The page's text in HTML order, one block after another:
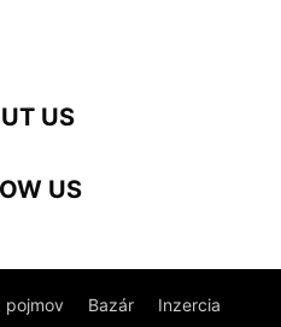
US
US
pojmov Bazár Inzercia